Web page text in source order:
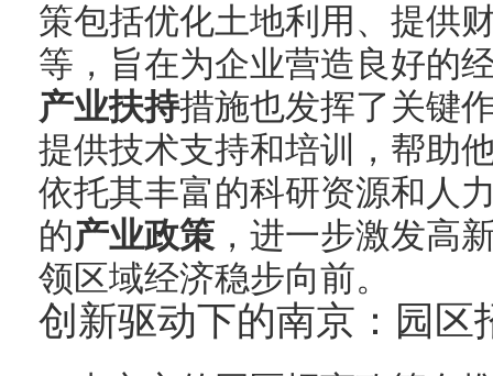
策包括优化土地利用、提供
等，旨在为企业营造良好的
产业扶持措施也发挥了关键
提供技术支持和培训，帮助
依托其丰富的科研资源和人
的产业政策 ，进一步激发高
领区域经济稳步向前。
创新驱动下的南京：园区